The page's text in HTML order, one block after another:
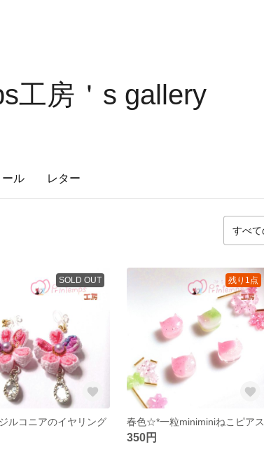
工房＇s gallery
ール レター
SOLD OUT
ルコニアのイヤリング
残り1点
春色☆*一粒miniminiねこピアス
350円